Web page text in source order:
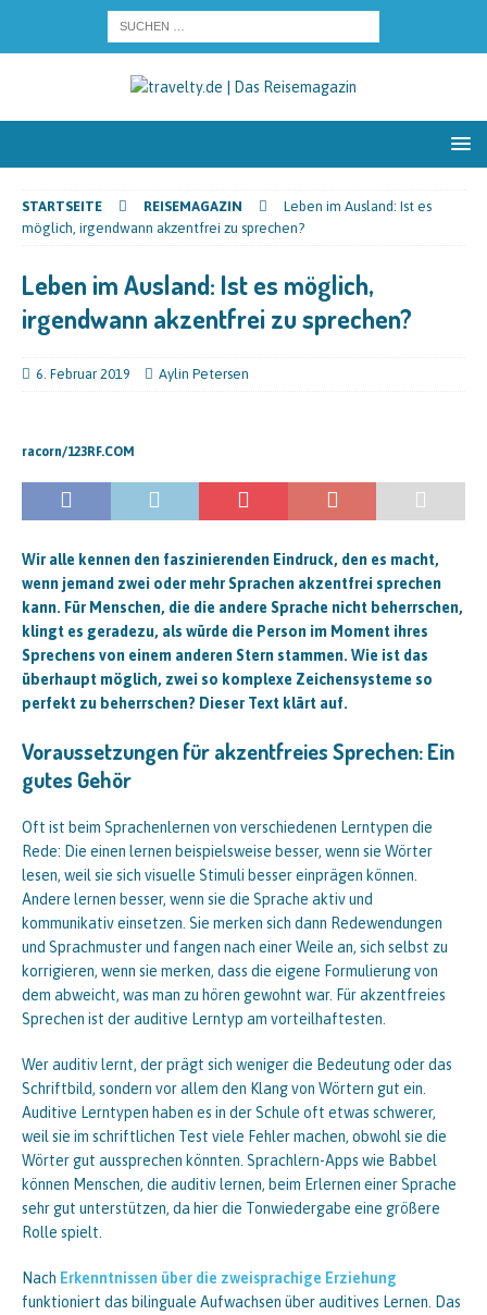
STARTSEITE REISEMAGAZIN
Leben im Ausland: Ist es
möglich, irgendwann akzentfrei zu sprechen?
Leben im Ausland: Ist es möglich,
irgendwann akzentfrei zu sprechen?
6. Februar 2019 Aylin Petersen
racorn/123RF.COM
Wir alle kennen den faszinierenden Eindruck, den es macht,
wenn jemand zwei oder mehr Sprachen akzentfrei sprechen
kann. Für Menschen, die die andere Sprache nicht beherrschen,
klingt es geradezu, als würde die Person im Moment ihres
Sprechens von einem anderen Stern stammen. Wie ist das
überhaupt möglich, zwei so komplexe Zeichensysteme so
perfekt zu beherrschen? Dieser Text klärt auf.
Voraussetzungen für akzentfreies Sprechen: Ein
gutes Gehör
Oft ist beim Sprachenlernen von verschiedenen Lerntypen die
Rede: Die einen lernen beispielsweise besser, wenn sie Wörter
lesen, weil sie sich visuelle Stimuli besser einprägen können.
Andere lernen besser, wenn sie die Sprache aktiv und
kommunikativ einsetzen. Sie merken sich dann Redewendungen
und Sprachmuster und fangen nach einer Weile an, sich selbst zu
korrigieren, wenn sie merken, dass die eigene Formulierung von
dem abweicht, was man zu hören gewohnt war. Für akzentfreies
Sprechen ist der auditive Lerntyp am vorteilhaftesten.
Wer auditiv lernt, der prägt sich weniger die Bedeutung oder das
Schriftbild, sondern vor allem den Klang von Wörtern gut ein.
Auditive Lerntypen haben es in der Schule oft etwas schwerer,
weil sie im schriftlichen Test viele Fehler machen, obwohl sie die
Wörter gut aussprechen könnten. Sprachlern-Apps wie Babbel
können Menschen, die auditiv lernen, beim Erlernen einer Sprache
sehr gut unterstützen, da hier die Tonwiedergabe eine größere
Rolle spielt.
Nach Erkenntnissen über die zweisprachige Erziehung
funktioniert das bilinguale Aufwachsen über auditives Lernen. Das